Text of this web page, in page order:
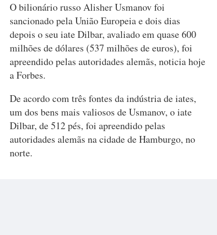
O bilionário russo Alisher Usmanov foi
sancionado pela União Europeia e dois dias
depois o seu iate Dilbar, avaliado em quase 600
milhões de dólares (537 milhões de euros), foi
apreendido pelas autoridades alemãs, noticia hoje
a Forbes.
De acordo com três fontes da indústria de iates,
um dos bens mais valiosos de Usmanov, o iate
Dilbar, de 512 pés, foi apreendido pelas
autoridades alemãs na cidade de Hamburgo, no
norte.